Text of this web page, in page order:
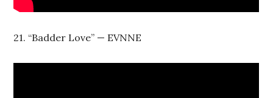
21. “Badder Love” — EVNNE